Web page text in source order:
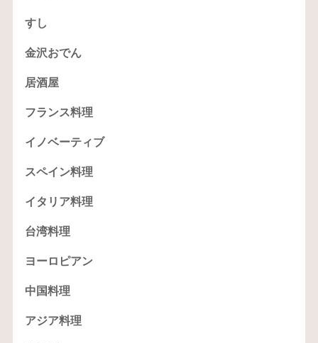
すし
金沢おでん
居酒屋
フランス料理
イノベーティブ
スペイン料理
イタリア料理
台湾料理
ヨーロピアン
中国料理
アジア料理